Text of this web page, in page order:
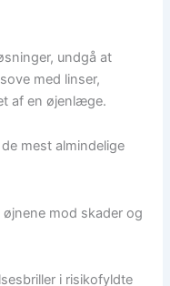
undgå at
med linser,
af en øjenlæge.
mest almindelige
mod skader og
i risikofyldte